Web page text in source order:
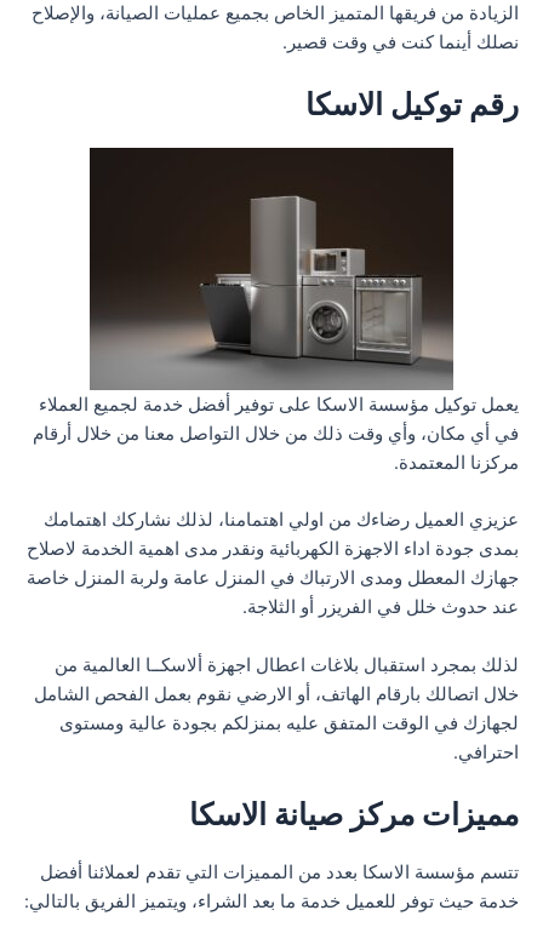
الزيادة من فريقها المتميز الخاص بجميع عمليات الصيانة، والإصلاح
نصلك أينما كنت في وقت قصير.
رقم توكيل الاسكا
يعمل توكيل مؤسسة الاسكا على توفير أفضل خدمة لجميع العملاء
في أي مكان، وأي وقت ذلك من خلال التواصل معنا من خلال أرقام
مركزنا المعتمدة.
عزيزي العميل رضاءك من اولي اهتمامنا، لذلك نشاركك اهتمامك
بمدى جودة اداء الاجهزة الكهربائية ونقدر مدى اهمية الخدمة لاصلاح
جهازك المعطل ومدى الارتباك في المنزل عامة ولربة المنزل خاصة
عند حدوث خلل في الفريزر أو الثلاجة.
لذلك بمجرد استقبال بلاغات اعطال اجهزة ألاسكــا العالمية من
خلال اتصالك بارقام الهاتف، أو الارضي نقوم بعمل الفحص الشامل
لجهازك في الوقت المتفق عليه بمنزلكم بجودة عالية ومستوى
احترافي.
مميزات مركز صيانة الاسكا
تتسم مؤسسة الاسكا بعدد من المميزات التي تقدم لعملائنا أفضل
خدمة حيث توفر للعميل خدمة ما بعد الشراء، ويتميز الفريق بالتالي: